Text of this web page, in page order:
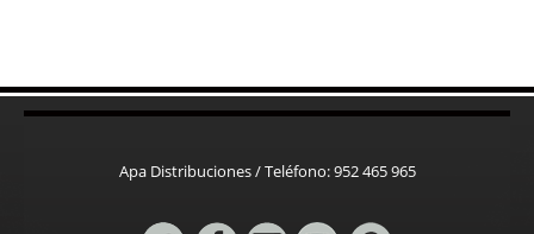
Apa Distribuciones / Teléfono: 952 465 965